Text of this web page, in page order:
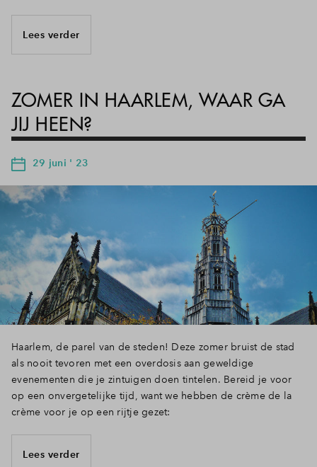
Lees verder
ZOMER IN HAARLEM, WAAR GA
JIJ HEEN?
29 juni ' 23
Haarlem, de parel van de steden! Deze zomer bruist de stad
als nooit tevoren met een overdosis aan geweldige
evenementen die je zintuigen doen tintelen. Bereid je voor
op een onvergetelijke tijd, want we hebben de crème de la
crème voor je op een rijtje gezet:
Lees verder